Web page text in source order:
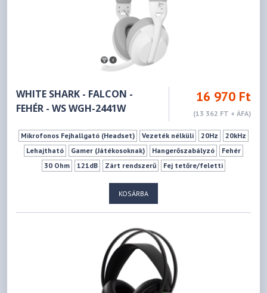
WHITE SHARK - FALCON -
FEHÉR - WS WGH-2441W
16 970 Ft
(13 362 FT + ÁFA)
Mikrofonos Fejhallgató (Headset) Vezeték nélküli 20Hz
20kHz
Lehajtható
Gamer (Játékosoknak) Hangerőszabályzó
Fehér
30 Ohm
121dB Zárt rendszerű Fej tetőre/feletti
KOSÁRBA